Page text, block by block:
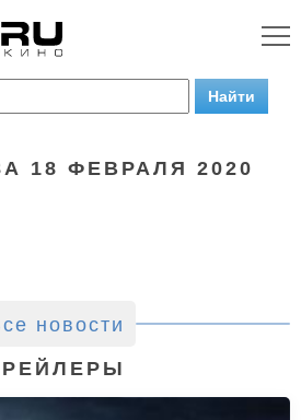
18 ФЕВРАЛЯ 2020
новости